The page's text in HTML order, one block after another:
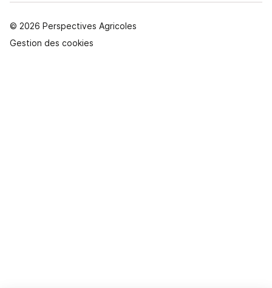
© 2026 Perspectives Agricoles
Gestion des cookies